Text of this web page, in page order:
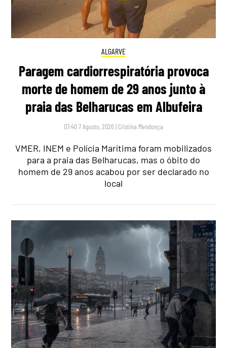
ALGARVE
Paragem cardiorrespiratória provoca
morte de homem de 29 anos junto à
praia das Belharucas em Albufeira
07:40 7 Agosto, 2026 | Cristina Mendonça
VMER, INEM e Polícia Marítima foram mobilizados
para a praia das Belharucas, mas o óbito do
homem de 29 anos acabou por ser declarado no
local